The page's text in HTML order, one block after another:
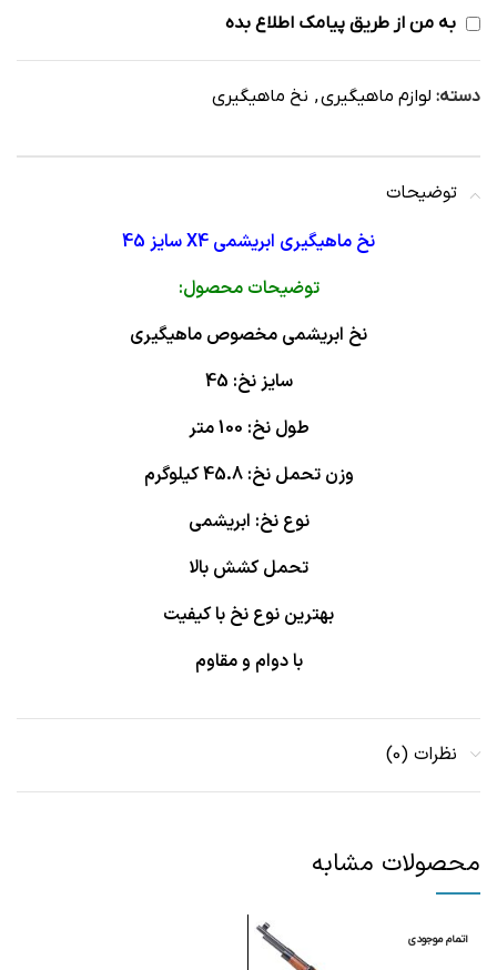
به من از طریق پیامک اطلاع بده
دسته: لوازم ماهیگیری, نخ ماهیگیری
توضیحات
نخ ماهیگیری ابریشمی X4 سایز 45
توضیحات محصول:
نخ ابریشمی مخصوص ماهیگیری
سایز نخ: 45
طول نخ: 100 متر
وزن تحمل نخ: 45.8 کیلوگرم
نوع نخ: ابریشمی
تحمل کشش بالا
بهترین نوع نخ با کیفیت
با دوام و مقاوم
نظرات (0)
محصولات مشابه
اتمام موجودی